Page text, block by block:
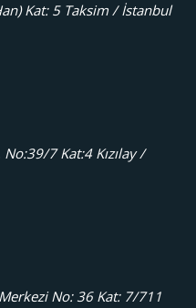
Kat: 5 Taksim / İstanbul
7 Kat:4 Kızılay /
No: 36 Kat: 7/711